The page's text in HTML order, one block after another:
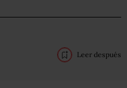
Leer después